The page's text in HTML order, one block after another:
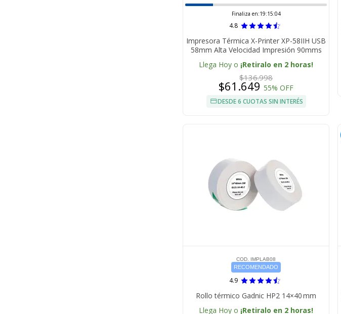
Finaliza en:19:15:03
4.8
Impresora Térmica X-Printer XP-58IIH USB
58mm Alta Velocidad Impresión 90mms
Llega Hoy o ¡Retiralo en 2 horas!
$136.998
$61.649 55% OFF
DESDE 6 CUOTAS SIN INTERÉS
COD. IMPLAB08
RECOMENDADO
4.9
Rollo térmico Gadnic HP2 14×40 mm
Llega Hoy o ¡Retiralo en 2 horas!